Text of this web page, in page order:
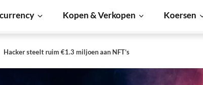
Kopen & Verkopen Koersen
Hacker steelt ruim €1.3 miljoen aan NFT’s